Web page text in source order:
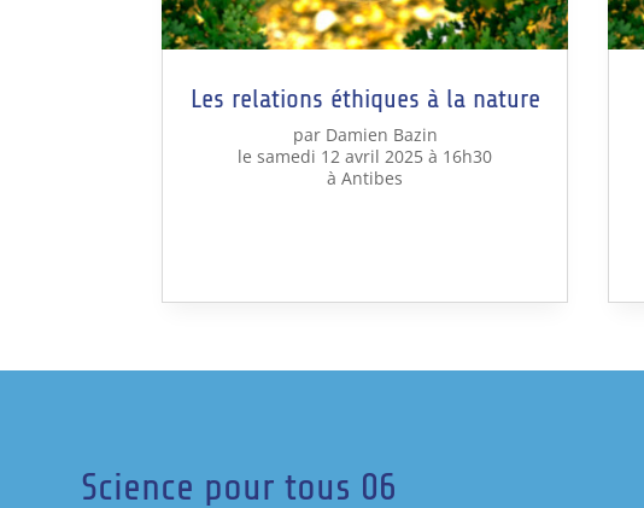
Les relations éthiques à la nature
par Damien Bazin
le samedi 12 avril 2025 à 16h30
à Antibes
Science pour tous 06